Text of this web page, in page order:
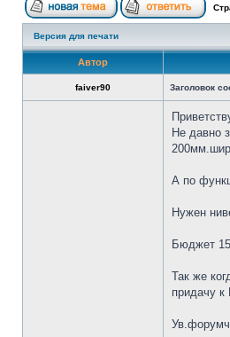
Версия для печати
Автор
faiver90 Заголовок
Не давно
А по
Нужен
Бюджет
Так же
придачу